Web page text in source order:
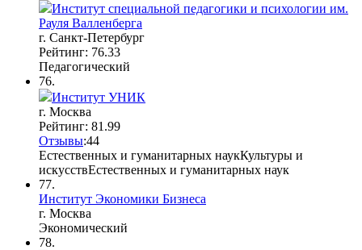
Институт специальной педагогики и психологии им.
Рауля Валленберга
г. Санкт-Петербург
Рейтинг: 76.33
Педагогический
76.
Институт УНИК
г. Москва
Рейтинг: 81.99
Отзывы:44
Естественных и гуманитарных наукКультуры и
искусствЕстественных и гуманитарных наук
77.
Институт Экономики Бизнеса
г. Москва
Экономический
78.